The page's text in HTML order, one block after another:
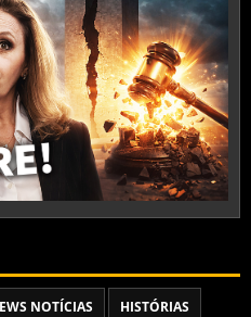
NOTÍCIAS HISTÓRIAS